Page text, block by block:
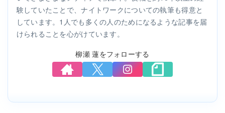
験していたことで、ナイトワークについての執筆も得意と
しています。1人でも多くの人のためになるような記事を届
けられることを心がけています。
柳瀬 蓮をフォローする